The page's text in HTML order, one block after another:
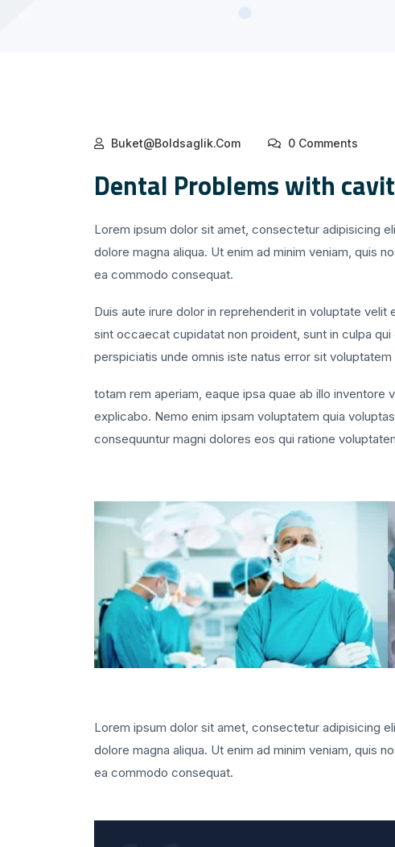
Buket@boldsaglik.com 0 Comments
Dental Problems with
Lorem ipsum dolor sit amet, consectetur adipisicing
dolore magna aliqua. Ut enim ad minim veniam, quis
ea commodo consequat.
Duis aute irure dolor in reprehenderit in voluptate
sint occaecat cupidatat non proident, sunt in culpa
perspiciatis unde omnis iste natus error sit
totam rem aperiam, eaque ipsa quae ab illo
explicabo. Nemo enim ipsam voluptatem quia
consequuntur magni dolores eos qui ratione
Lorem ipsum dolor sit amet, consectetur adipisicing
dolore magna aliqua. Ut enim ad minim veniam, quis
ea commodo consequat.